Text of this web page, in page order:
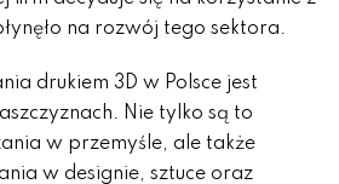
na rozwój tego sektora.
drukiem 3D w Polsce jest
Nie tylko są to
w przemyśle, ale także
w designie, sztuce oraz